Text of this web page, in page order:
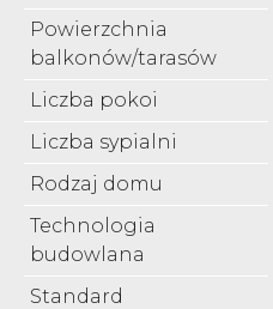
Powierzchnia
balkonów/tarasów
Liczba pokoi
Liczba sypialni
Rodzaj domu
Technologia
budowlana
Standard